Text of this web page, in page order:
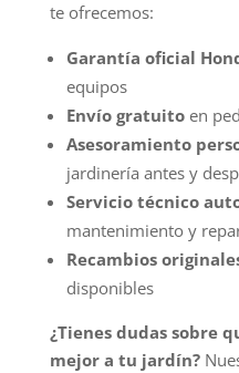
te ofrecemos:
Garantía oficial
equipos
Envío gratuitoen
Asesoramiento
jardinería antes y
Servicio técnico
mantenimiento y
Recambios
disponibles
¿Tienes dudas sobre
mejor a tu jardín?